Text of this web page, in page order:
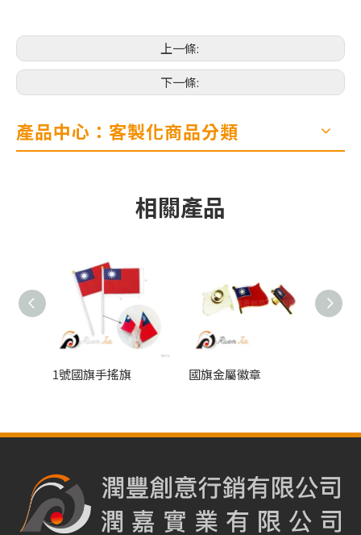
上一條:
下一條:
產品中心：客製化商品分類
相關產品
1號國旗手搖旗 國旗金屬徽章